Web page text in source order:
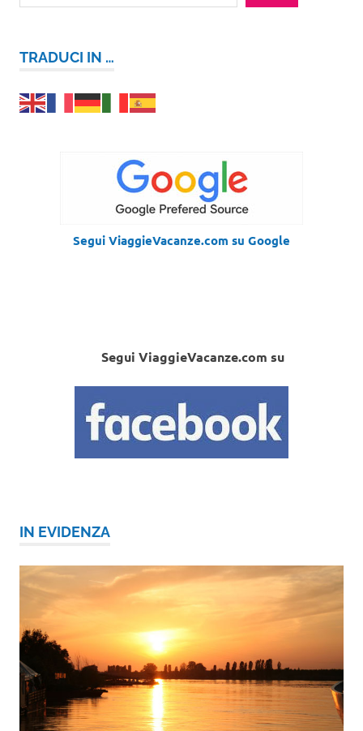
TRADUCI IN …
Segui ViaggieVacanze.com su Google
Segui ViaggieVacanze.com su
IN EVIDENZA